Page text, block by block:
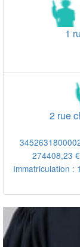
1
2 rue
274408,23
Immatriculation :